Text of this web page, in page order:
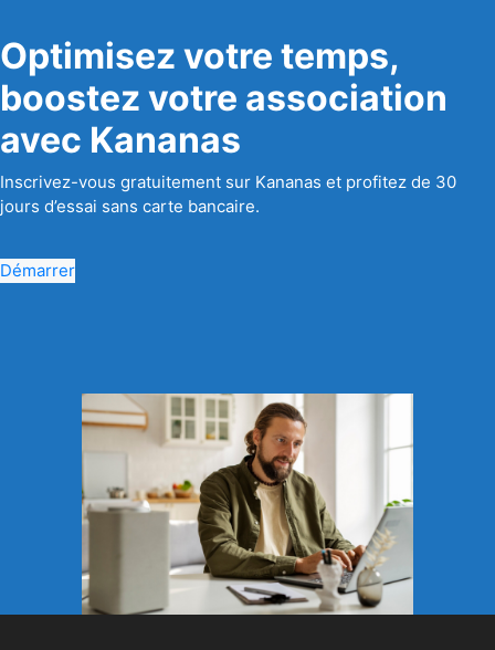
Optimisez votre temps,
boostez votre association
avec Kananas
Inscrivez-vous gratuitement sur Kananas et profitez de 30
jours d’essai sans carte bancaire.
Démarrer